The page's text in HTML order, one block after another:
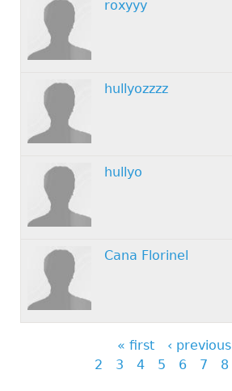
roxyyy
hullyozzzz
hullyo
Cana Florinel
« first ‹ previous
2
3 4 5 6 7 8